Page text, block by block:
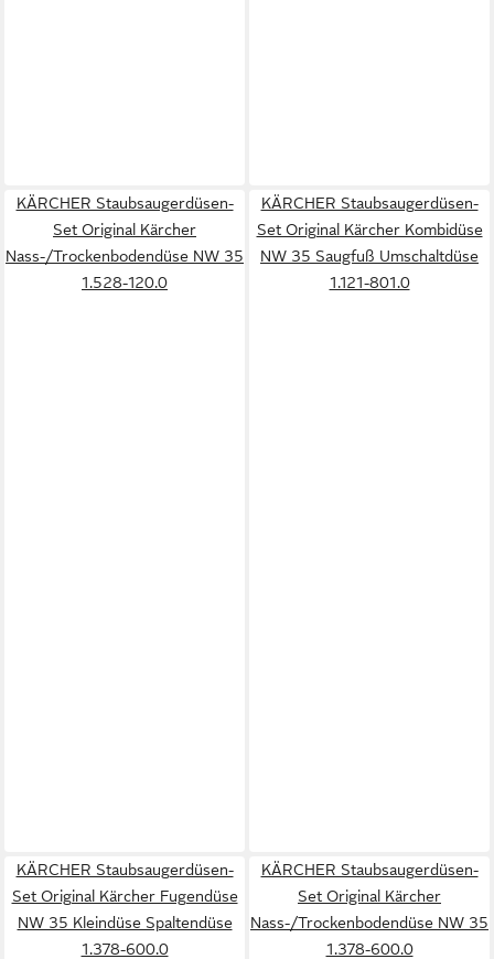
KÄRCHER Staubsaugerdüsen-
Set Original Kärcher
Nass-/Trockenbodendüse NW 35
1.528-120.0
KÄRCHER Staubsaugerdüsen-
Set Original Kärcher Kombidüse
NW 35 Saugfuß Umschaltdüse
1.121-801.0
KÄRCHER Staubsaugerdüsen-
Set Original Kärcher Fugendüse
NW 35 Kleindüse Spaltendüse
1.378-600.0
KÄRCHER Staubsaugerdüsen-
Set Original Kärcher
Nass-/Trockenbodendüse NW 35
1.378-600.0